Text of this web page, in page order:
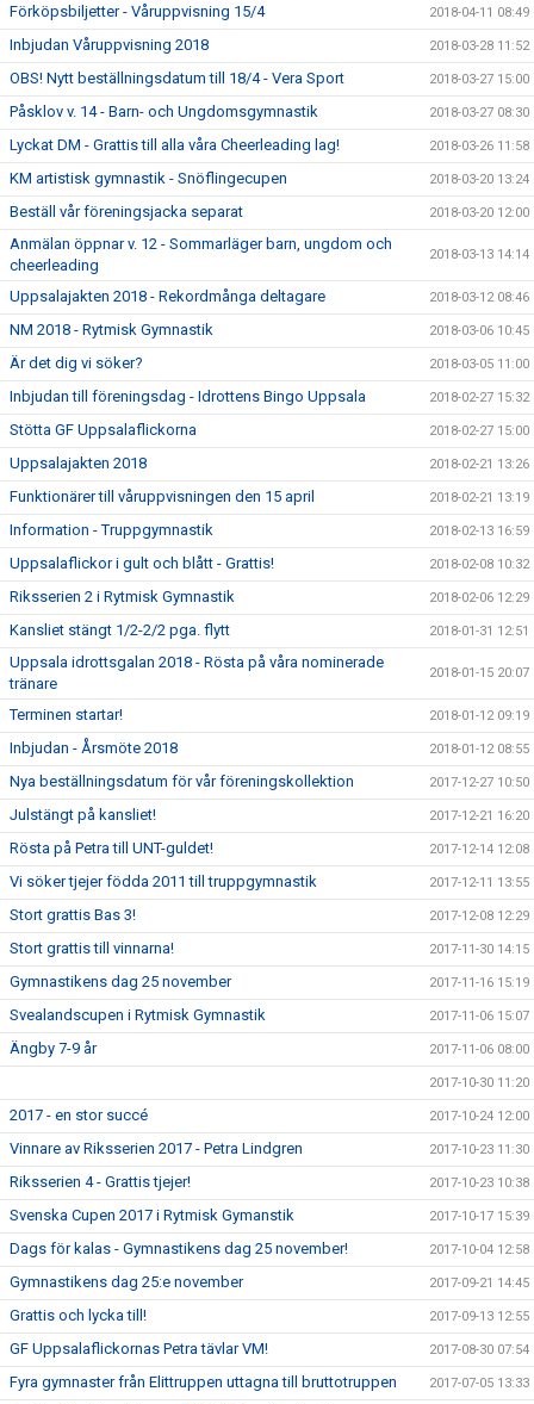
Förköpsbiljetter - Våruppvisning 15/4 2018-04-11 08:49
Inbjudan Våruppvisning 2018 2018-03-28 11:52
OBS! Nytt beställningsdatum till 18/4 - Vera Sport 2018-03-27 15:00
Påsklov v. 14 - Barn- och Ungdomsgymnastik 2018-03-27 08:30
Lyckat DM - Grattis till alla våra Cheerleading lag! 2018-03-26 11:58
KM artistisk gymnastik - Snöflingecupen 2018-03-20 13:24
Beställ vår föreningsjacka separat 2018-03-20 12:00
Anmälan öppnar v. 12 - Sommarläger barn, ungdom och
cheerleading
2018-03-13 14:14
Uppsalajakten 2018 - Rekordmånga deltagare 2018-03-12 08:46
NM 2018 - Rytmisk Gymnastik 2018-03-06 10:45
Är det dig vi söker? 2018-03-05 11:00
Inbjudan till föreningsdag - Idrottens Bingo Uppsala 2018-02-27 15:32
Stötta GF Uppsalaflickorna 2018-02-27 15:00
Uppsalajakten 2018 2018-02-21 13:26
Funktionärer till våruppvisningen den 15 april 2018-02-21 13:19
Information - Truppgymnastik 2018-02-13 16:59
Uppsalaflickor i gult och blått - Grattis! 2018-02-08 10:32
Riksserien 2 i Rytmisk Gymnastik 2018-02-06 12:29
Kansliet stängt 1/2-2/2 pga. flytt 2018-01-31 12:51
Uppsala idrottsgalan 2018 - Rösta på våra nominerade
tränare
2018-01-15 20:07
Terminen startar! 2018-01-12 09:19
Inbjudan - Årsmöte 2018 2018-01-12 08:55
Nya beställningsdatum för vår föreningskollektion 2017-12-27 10:50
Julstängt på kansliet! 2017-12-21 16:20
Rösta på Petra till UNT-guldet! 2017-12-14 12:08
Vi söker tjejer födda 2011 till truppgymnastik 2017-12-11 13:55
Stort grattis Bas 3! 2017-12-08 12:29
Stort grattis till vinnarna! 2017-11-30 14:15
Gymnastikens dag 25 november 2017-11-16 15:19
Svealandscupen i Rytmisk Gymnastik 2017-11-06 15:07
Ängby 7-9 år 2017-11-06 08:00
2017-10-30 11:20
2017 - en stor succé 2017-10-24 12:00
Vinnare av Riksserien 2017 - Petra Lindgren 2017-10-23 11:30
Riksserien 4 - Grattis tjejer! 2017-10-23 10:38
Svenska Cupen 2017 i Rytmisk Gymanstik 2017-10-17 15:39
Dags för kalas - Gymnastikens dag 25 november! 2017-10-04 12:58
Gymnastikens dag 25:e november 2017-09-21 14:45
Grattis och lycka till! 2017-09-13 12:55
GF Uppsalaflickornas Petra tävlar VM! 2017-08-30 07:54
Fyra gymnaster från Elittruppen uttagna till bruttotruppen 2017-07-05 13:33